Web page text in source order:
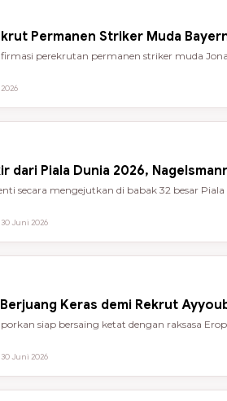
Permanen Striker Muda
perekrutan permanen striker muda
dari Piala Dunia 2026,
secara mengejutkan di babak 32 besar
Juni 2026
Keras demi Rekrut
siap bersaing ketat dengan raksasa
Juni 2026